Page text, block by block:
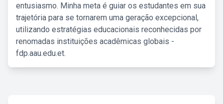
entusiasmo. Minha meta é guiar os estudantes em sua
trajetória para se tornarem uma geração excepcional,
utilizando estratégias educacionais reconhecidas por
renomadas instituições acadêmicas globais -
fdp.aau.edu.et.